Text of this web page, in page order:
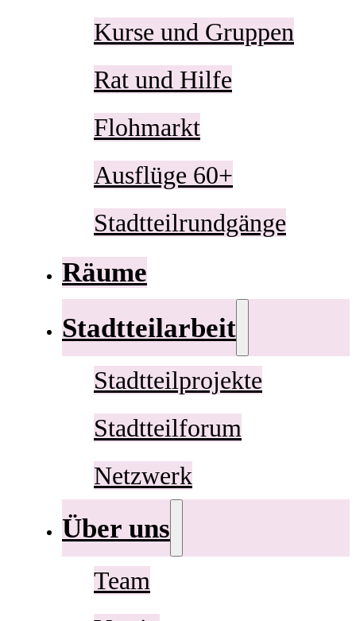
Kurse und Gruppen
Rat und Hilfe
Flohmarkt
Ausflüge 60+
Stadtteilrundgänge
Räume
Stadtteilarbeit
Stadtteilprojekte
Stadtteilforum
Netzwerk
Über uns
Team